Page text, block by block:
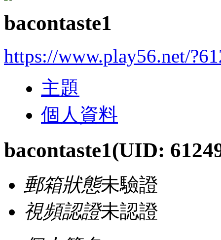
bacontaste1
https://www.play56.net/
主題
個人資料
bacontaste1(UID:
郵箱狀態未驗證
視頻認證未認證